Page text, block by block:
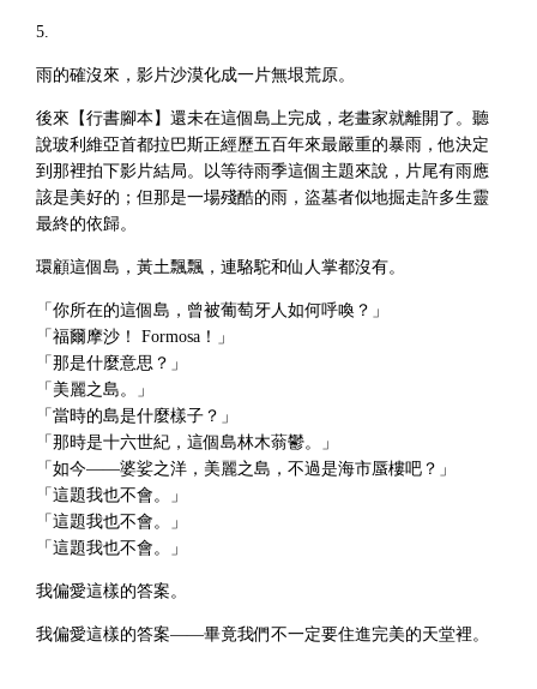
5.
雨的確沒來，影片沙漠化成一片無垠荒原。
後來【行書腳本】還未在這個島上完成，老畫家就離開了。聽
說玻利維亞首都拉巴斯正經歷五百年來最嚴重的暴雨，他決定
到那裡拍下影片結局。以等待雨季這個主題來說，片尾有雨應
該是美好的；但那是一場殘酷的雨，盜墓者似地掘走許多生靈
最終的依歸。
環顧這個島，黃土飄飄，連駱駝和仙人掌都沒有。
「你所在的這個島，曾被葡萄牙人如何呼喚？」
「福爾摩沙！ Formosa！」
「那是什麼意思？」
「美麗之島。」
「當時的島是什麼樣子？」
「那時是十六世紀，這個島林木蓊鬱。」
「如今——婆娑之洋，美麗之島，不過是海市蜃樓吧？」
「這題我也不會。」
「這題我也不會。」
「這題我也不會。」
我偏愛這樣的答案。
我偏愛這樣的答案——畢竟我們不一定要住進完美的天堂裡。